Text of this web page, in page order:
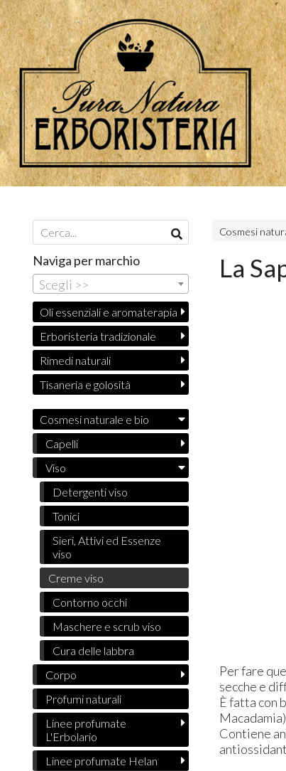
Cosmesi
La
Per fare
secche e
È fatta con
Contiene
Naviga per marchio
Scegli >>
Oli essenziali e aromaterapia
Erboristeria tradizionale
Rimedi naturali
Tisaneria e golosità
Cosmesi naturale e bio
Capelli
Viso
Detergenti viso
Tonici
Sieri, Attivi ed Essenze
viso
Creme viso
Contorno occhi
Maschere e scrub viso
Cura delle labbra
Corpo
Profumi naturali
Linee profumate
L'Erbolario
Linee profumate Helan